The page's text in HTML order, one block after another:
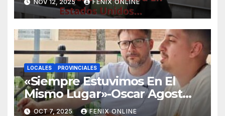
NOV 12, 2025 FENIX ONLINE
LOCALES PROVINCIALES
«Siempre Estuvimos En El
Mismo Lugar»-Oscar Agost
Carreño-
OCT 7, 2025 FENIX ONLINE